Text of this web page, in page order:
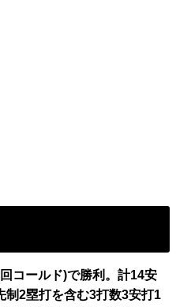
コールド)で勝利。計14安
制2塁打を含む3打数3安打1